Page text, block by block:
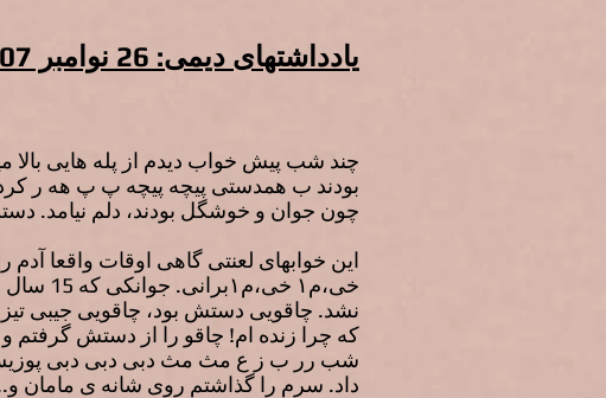
یادداشتهای دیمی: 26 نوامبر 2007 میلادی
چند شب پیش خواب دیدم از پله هایی بالا
بودند ب همدستی پیچه پیچه پ پ هه ر
چون جوان و خوشگل بودند، دلم نیامد.
این خوابهای لعنتی گاهی اوقات واقعا
خی،م۱
نشد. چاقویی دستش بود، چاقویی جیبی تیز
که چرا زنده ام! چاقو را از دستش گرفتم
شب رر ب ز ع مث مث دبی دبی دبی
داد. سرم را گذاشتم روی شانه ی مامان